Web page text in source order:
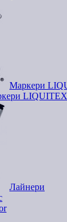
Маркери
LIQUITEX
Лайнери